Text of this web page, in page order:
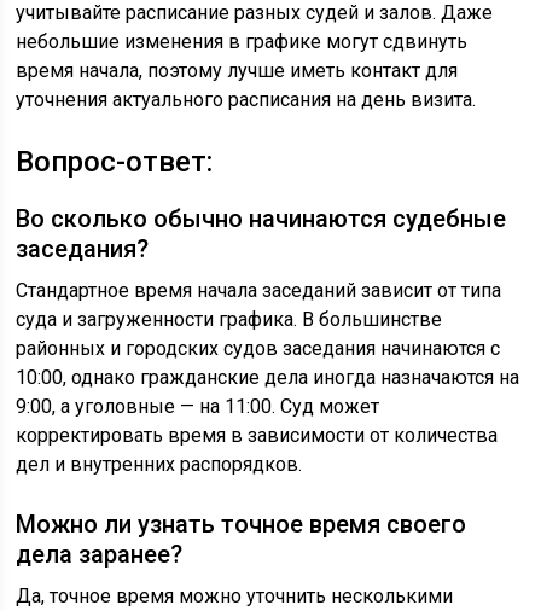
учитывайте расписание разных судей и залов. Даже
небольшие изменения в графике могут сдвинуть
время начала, поэтому лучше иметь контакт для
уточнения актуального расписания на день визита.
Вопрос-ответ:
Во сколько обычно начинаются судебные
заседания?
Стандартное время начала заседаний зависит от типа
суда и загруженности графика. В большинстве
районных и городских судов заседания начинаются с
10:00, однако гражданские дела иногда назначаются на
9:00, а уголовные — на 11:00. Суд может
корректировать время в зависимости от количества
дел и внутренних распорядков.
Можно ли узнать точное время своего
дела заранее?
Да, точное время можно уточнить несколькими